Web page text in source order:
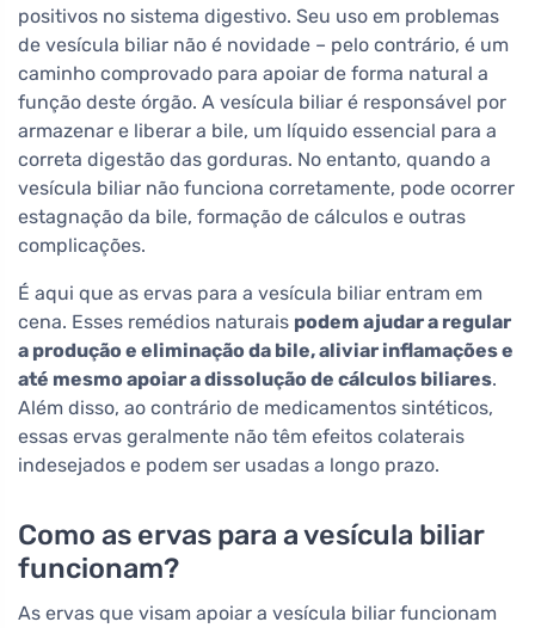
positivos no sistema digestivo. Seu uso em problemas
de vesícula biliar não é novidade – pelo contrário, é um
caminho comprovado para apoiar de forma natural a
função deste órgão. A vesícula biliar é responsável por
armazenar e liberar a bile, um líquido essencial para a
correta digestão das gorduras. No entanto, quando a
vesícula biliar não funciona corretamente, pode ocorrer
estagnação da bile, formação de cálculos e outras
complicações.
É aqui que as ervas para a vesícula biliar entram em
cena. Esses remédios naturais podem ajudar a regular
a produção e eliminação da bile, aliviar inflamações e
até mesmo apoiar a dissolução de cálculos biliares.
Além disso, ao contrário de medicamentos sintéticos,
essas ervas geralmente não têm efeitos colaterais
indesejados e podem ser usadas a longo prazo.
Como as ervas para a vesícula biliar
funcionam?
As ervas que visam apoiar a vesícula biliar funcionam